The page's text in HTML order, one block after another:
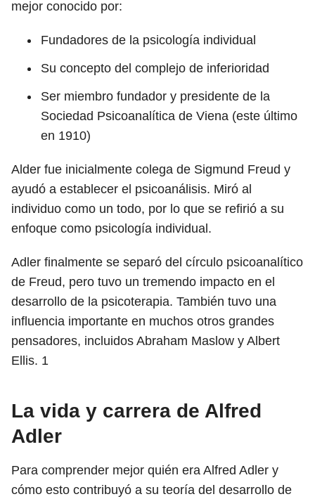
mejor conocido por:
Fundadores de la psicología individual
Su concepto del complejo de inferioridad
Ser miembro fundador y presidente de la
Sociedad Psicoanalítica de Viena (este último
en 1910)
Alder fue inicialmente colega de Sigmund Freud y
ayudó a establecer el psicoanálisis. Miró al
individuo como un todo, por lo que se refirió a su
enfoque como psicología individual.
Adler finalmente se separó del círculo psicoanalítico
de Freud, pero tuvo un tremendo impacto en el
desarrollo de la psicoterapia. También tuvo una
influencia importante en muchos otros grandes
pensadores, incluidos Abraham Maslow y Albert
Ellis. 1
La vida y carrera de Alfred
Adler
Para comprender mejor quién era Alfred Adler y
cómo esto contribuyó a su teoría del desarrollo de